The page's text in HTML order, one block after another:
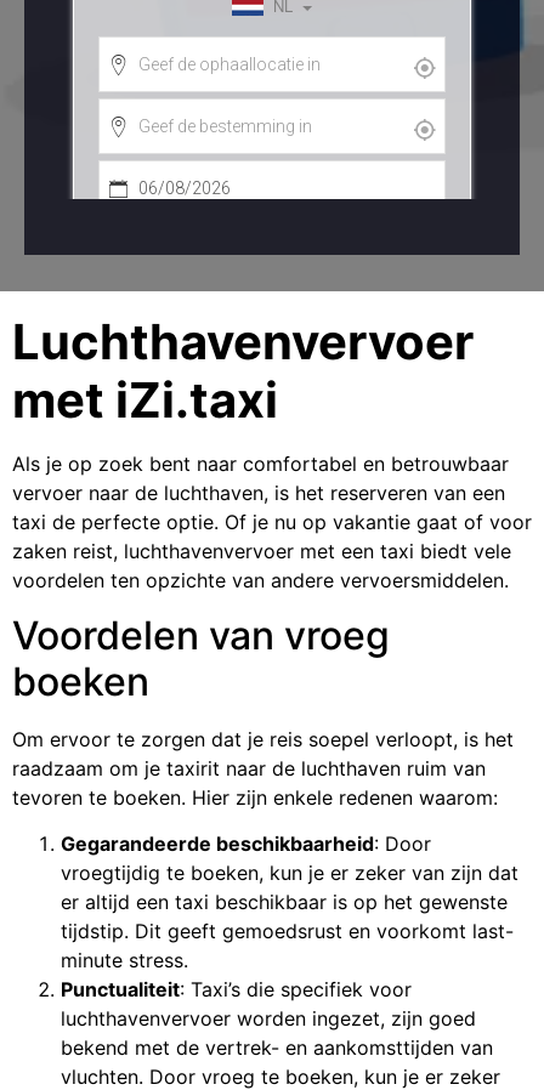
Luchthavenvervoer
met iZi.taxi
Als je op zoek bent naar comfortabel en betrouwbaar
vervoer naar de luchthaven, is het reserveren van een
taxi de perfecte optie. Of je nu op vakantie gaat of voor
zaken reist, luchthavenvervoer met een taxi biedt vele
voordelen ten opzichte van andere vervoersmiddelen.
Voordelen van vroeg
boeken
Om ervoor te zorgen dat je reis soepel verloopt, is het
raadzaam om je taxirit naar de luchthaven ruim van
tevoren te boeken. Hier zijn enkele redenen waarom:
Gegarandeerde beschikbaarheid: Door
vroegtijdig te boeken, kun je er zeker van zijn dat
er altijd een taxi beschikbaar is op het gewenste
tijdstip. Dit geeft gemoedsrust en voorkomt last-
minute stress.
Punctualiteit: Taxi’s die specifiek voor
luchthavenvervoer worden ingezet, zijn goed
bekend met de vertrek- en aankomsttijden van
vluchten. Door vroeg te boeken, kun je er zeker